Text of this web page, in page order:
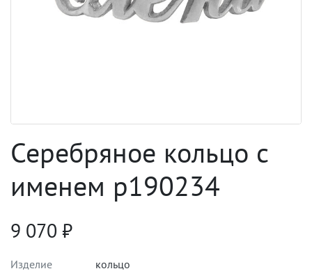
Серебряное кольцо с
именем p190234
9 070 ₽
Изделие
кольцо